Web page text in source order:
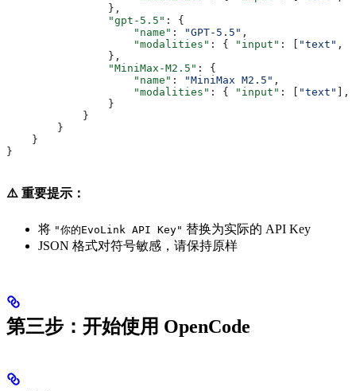
                },
                "gpt-5.5"
: {
                    "name"
: "GPT-5.5" ,
                    "modalities"
: { "input" : [ "text" ,
                },
                "MiniMax-M2.5"
: {
                    "name"
: "MiniMax M2.5" ,
                    "modalities"
: { "input" : [ "text" ],
                }
            }
        }
    }
}
⚠️ 重要提示：
将 "你的EvoLink API Key" 替换为实际的 API Key
JSON 格式对符号敏感，请保持原样
第三步：开始使用 OpenCode